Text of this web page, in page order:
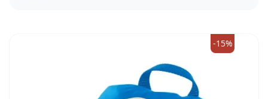
-15%